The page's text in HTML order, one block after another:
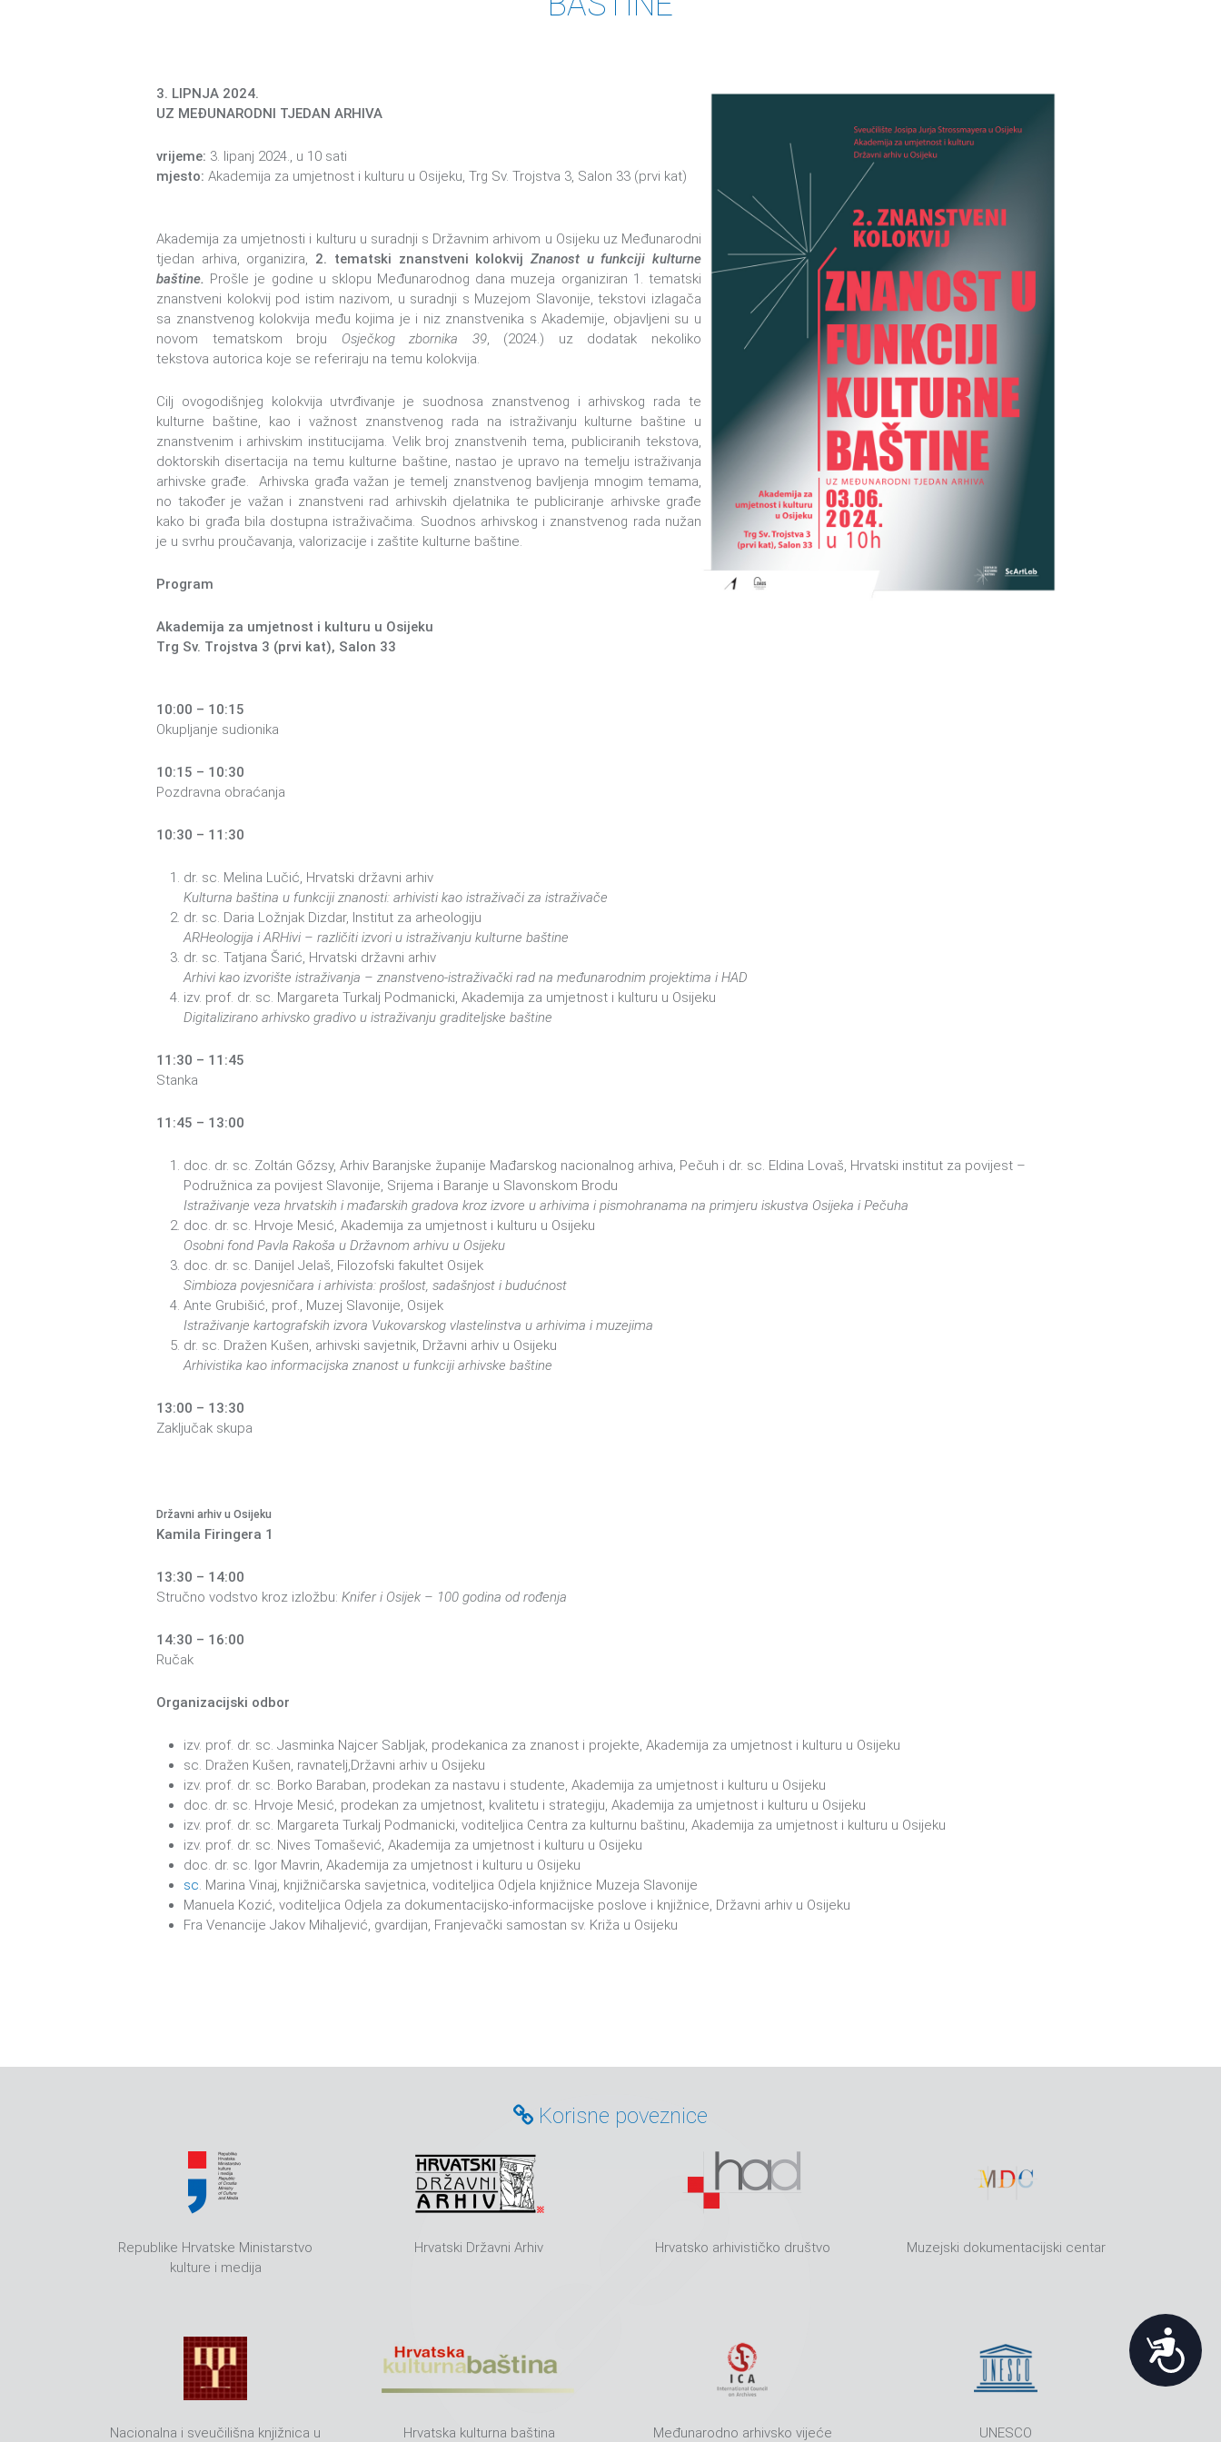
Pristupačnost
3. LIPNJA 2024.
UZ MEĐUNARODNI TJEDAN ARHIVA
vrijeme: 3. lipanj 2024., u 10 sati
mjesto: Akademija za umjetnost i kulturu u Osijeku, Trg Sv. Trojstva 3, Salon 33 (prvi kat)
Akademija za umjetnosti i kulturu u suradnji s Državnim arhivom u Osijeku uz Međunarodni
tjedan arhiva, organizira, 2. tematski znanstveni kolokvij Znanost u funkciji kulturne
baštine. Prošle je godine u sklopu Međunarodnog dana muzeja organiziran 1. tematski
znanstveni kolokvij pod istim nazivom, u suradnji s Muzejom Slavonije, tekstovi izlagača
sa znanstvenog kolokvija među kojima je i niz znanstvenika s Akademije, objavljeni su u
novom tematskom broju Osječkog zbornika 39, (2024.) uz dodatak nekoliko
tekstova autorica koje se referiraju na temu kolokvija.
Cilj ovogodišnjeg kolokvija utvrđivanje je suodnosa znanstvenog i arhivskog rada te
kulturne baštine, kao i važnost znanstvenog rada na istraživanju kulturne baštine u
znanstvenim i arhivskim institucijama. Velik broj znanstvenih tema, publiciranih tekstova,
doktorskih disertacija na temu kulturne baštine, nastao je upravo na temelju istraživanja
arhivske građe. Arhivska građa važan je temelj znanstvenog bavljenja mnogim temama,
no također je važan i znanstveni rad arhivskih djelatnika te publiciranje arhivske građe
kako bi građa bila dostupna istraživačima. Suodnos arhivskog i znanstvenog rada nužan
je u svrhu proučavanja, valorizacije i zaštite kulturne baštine.
Program
Akademija za umjetnost i kulturu u Osijeku
Trg Sv. Trojstva 3 (prvi kat), Salon 33​
10:00 – 10:15
Okupljanje sudionika
10:15 – 10:30
Pozdravna obraćanja
10:30 – 11:30
dr. sc. Melina Lučić, Hrvatski državni arhiv
Kulturna baština u funkciji znanosti: arhivisti kao istraživači za istraživače
dr. sc. Daria Ložnjak Dizdar, Institut za arheologiju
ARHeologija i ARHivi – različiti izvori u istraživanju kulturne baštine
dr. sc. Tatjana Šarić, Hrvatski državni arhiv
Arhivi kao izvorište istraživanja – znanstveno-istraživački rad na međunarodnim projektima i HAD
izv. prof. dr. sc. Margareta Turkalj Podmanicki, Akademija za umjetnost i kulturu u Osijeku
Digitalizirano arhivsko gradivo u istraživanju graditeljske baštine
11:30 – 11:45
Stanka
11:45 – 13:00
doc. dr. sc. Zoltán Gőzsy, Arhiv Baranjske županije Mađarskog nacionalnog arhiva, Pečuh i dr. sc. Eldina Lovaš, Hrvatski institut za povijest –
Podružnica za povijest Slavonije, Srijema i Baranje u Slavonskom Brodu
Istraživanje veza hrvatskih i mađarskih gradova kroz izvore u arhivima i pismohranama na primjeru iskustva Osijeka i Pečuha
doc. dr. sc. Hrvoje Mesić, Akademija za umjetnost i kulturu u Osijeku
Osobni fond Pavla Rakoša u Državnom arhivu u Osijeku
doc. dr. sc. Danijel Jelaš, Filozofski fakultet Osijek
Simbioza povjesničara i arhivista: prošlost, sadašnjost i budućnost
Ante Grubišić, prof., Muzej Slavonije, Osijek
Istraživanje kartografskih izvora Vukovarskog vlastelinstva u arhivima i muzejima
dr. sc. Dražen Kušen, arhivski savjetnik, Državni arhiv u Osijeku
Arhivistika kao informacijska znanost u funkciji arhivske baštine
13:00 – 13:30
Zaključak skupa
Državni arhiv u Osijeku
Kamila Firingera 1
13:30 – 14:00
Stručno vodstvo kroz izložbu: Knifer i Osijek – 100 godina od rođenja
14:30 – 16:00
Ručak
Organizacijski odbor
izv. prof. dr. sc. Jasminka Najcer Sabljak, prodekanica za znanost i projekte, Akademija za umjetnost i kulturu u Osijeku
sc. Dražen Kušen, ravnatelj,Državni arhiv u Osijeku
izv. prof. dr. sc. Borko Baraban, prodekan za nastavu i studente, Akademija za umjetnost i kulturu u Osijeku
doc. dr. sc. Hrvoje Mesić, prodekan za umjetnost, kvalitetu i strategiju, Akademija za umjetnost i kulturu u Osijeku
izv. prof. dr. sc. Margareta Turkalj Podmanicki, voditeljica Centra za kulturnu baštinu, Akademija za umjetnost i kulturu u Osijeku
izv. prof. dr. sc. Nives Tomašević, Akademija za umjetnost i kulturu u Osijeku
doc. dr. sc. Igor Mavrin, Akademija za umjetnost i kulturu u Osijeku
sc. Marina Vinaj, knjižničarska savjetnica, voditeljica Odjela knjižnice Muzeja Slavonije
Manuela Kozić, voditeljica Odjela za dokumentacijsko-informacijske poslove i knjižnice, Državni arhiv u Osijeku
Fra Venancije Jakov Mihaljević, gvardijan, Franjevački samostan sv. Križa u Osijeku
Korisne poveznice
Republike Hrvatske Ministarstvo
kulture i medija
Hrvatski Državni Arhiv Hrvatsko arhivističko društvo Muzejski dokumentacijski centar
Nacionalna i sveučilišna knjižnica u
Hrvatska kulturna baština Međunarodno arhivsko vijeće UNESCO